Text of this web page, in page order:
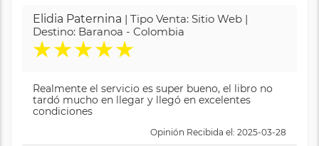
Elidia Paternina | Tipo Venta: Sitio Web |
Destino: Baranoa - Colombia
★★★★★
Realmente el servicio es super bueno, el libro no
tardó mucho en llegar y llegó en excelentes
condiciones
Opinión Recibida el: 2025-03-28